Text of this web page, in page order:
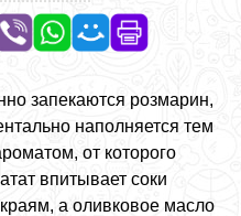
запекаются розмарин,
наполняется тем
от которого
впитывает соки
а оливковое масло